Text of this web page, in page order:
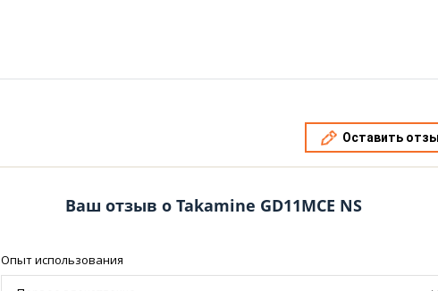
Оставить
Ваш отзыв о Takamine GD11MCE NS
Опыт использования